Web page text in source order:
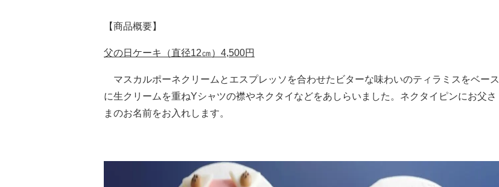
【商品概要】
父の日ケーキ（直径12㎝）4,500円
マスカルポーネクリームとエスプレッソを合わせたビターな味わいのティラミスをベース
に生クリームを重ねYシャツの襟やネクタイなどをあしらいました。ネクタイピンにお父さ
まのお名前をお入れします。